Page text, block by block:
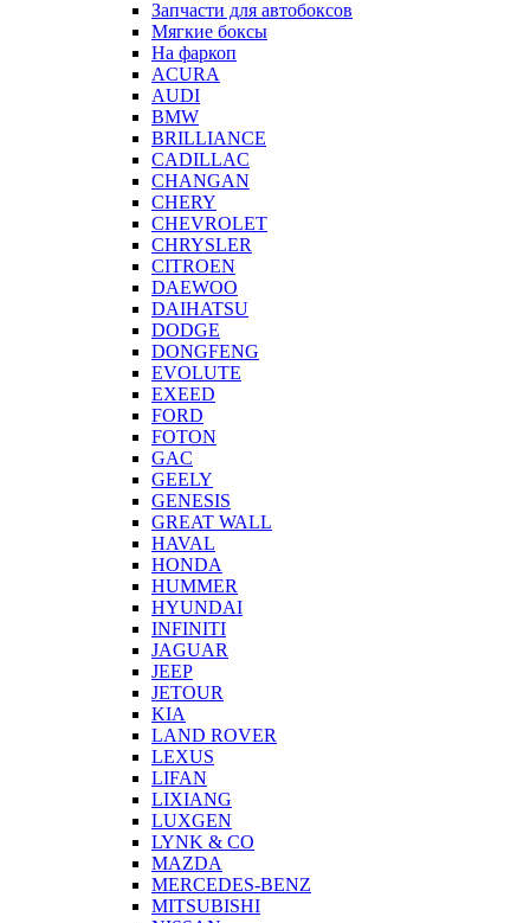
Запчасти для автобоксов
Мягкие боксы
На фаркоп
ACURA
AUDI
BMW
BRILLIANCE
CADILLAC
CHANGAN
CHERY
CHEVROLET
CHRYSLER
CITROEN
DAEWOO
DAIHATSU
DODGE
DONGFENG
EVOLUTE
EXEED
FORD
FOTON
GAC
GEELY
GENESIS
GREAT WALL
HAVAL
HONDA
HUMMER
HYUNDAI
INFINITI
JAGUAR
JEEP
JETOUR
KIA
LAND ROVER
LEXUS
LIFAN
LIXIANG
LUXGEN
LYNK & CO
MAZDA
MERCEDES-BENZ
MITSUBISHI